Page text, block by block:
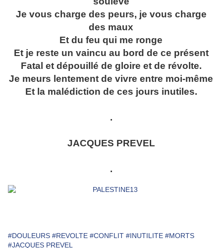
Je vous charge des peurs, je vous charge
des maux
Et du feu qui me ronge
Et je reste un vaincu au bord de ce présent
Fatal et dépouillé de gloire et de révolte.
Je meurs lentement de vivre entre moi-même
Et la malédiction de ces jours inutiles.
.
JACQUES PREVEL
.
#DOULEURS #REVOLTE #CONFLIT #INUTILITE #MORTS
#JACQUES PREVEL